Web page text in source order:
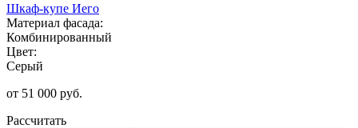
Шкаф-купе Иего
Материал фасада:
Комбинированный
Цвет:
Серый
от 51 000 руб.
Рассчитать